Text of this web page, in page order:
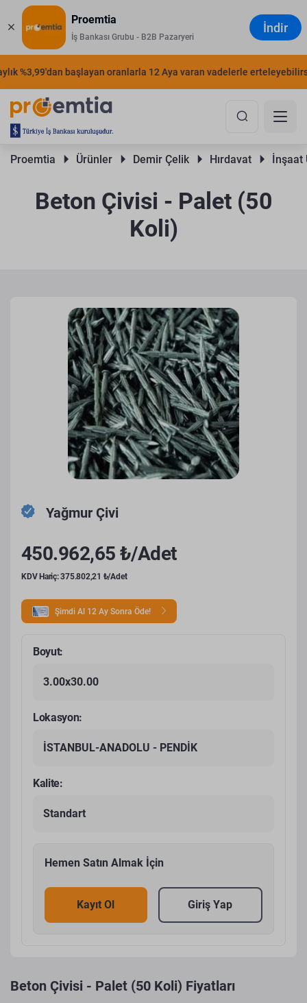
Proemtia
İş Bankası Grubu - B2B Pazaryeri
İndir
%3,99'dan başlayan oranlarla 12 Aya varan vadelerle
Proemtia Ürünler Demir Çelik Hırdavat İnşaat
Beton Çivisi - Palet (50
Koli)
Yağmur Çivi
450.962,65 ₺/Adet
KDV Hariç: 375.802,21 ₺/Adet
Şimdi Al 12 Ay Sonra Öde!
Boyut:
3.00x30.00
Lokasyon:
İSTANBUL-ANADOLU - PENDİK
Kalite:
Standart
Hemen Satın Almak İçin
Kayıt Ol Giriş Yap
Beton Çivisi - Palet (50 Koli) Fiyatları